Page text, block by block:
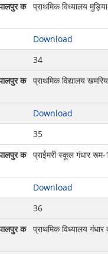
प्राथमिक विध्यालय
Download
34
प्राथमिक विद्यालय
Download
35
प्राईमरी स्कूल गंधार रूम-1
Download
36
प्राथमिक विध्यालय गंधार